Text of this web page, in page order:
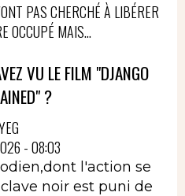
PAS CHERCHÉ À LIBÉRER
OCCUPÉ MAIS...
VU LE FILM "DJANGO
?
- 08:03
l'action se
noir est puni de